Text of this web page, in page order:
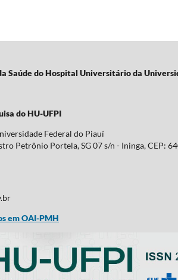
Saúde do Hospital Universitário da
do HU-UFPI
Federal do Piauí
Petrônio Portela, SG 07 s/n - Ininga, CEP:
em OAI-PMH